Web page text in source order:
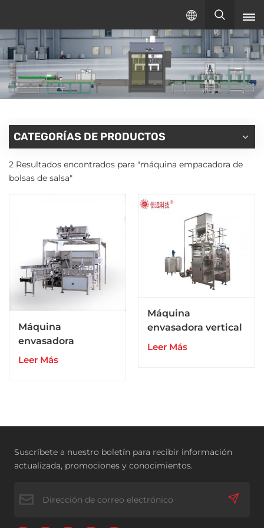
Español
español
English
русский
CATEGORÍAS DE PRODUCTOS
2 Resultados encontrados para "máquina empacadora de
bolsas de salsa"
Máquina
envasadora
automática de
Leer Más
Máquina
envasadora vertical
de bolsas de salsa,
Leer Más
Suscríbete a nuestro boletín para recibir información
actualizada, promociones y conocimientos.